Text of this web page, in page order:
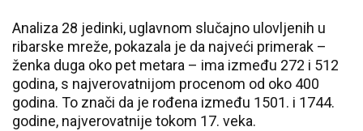
Analiza 28 jedinki, uglavnom slučajno ulovljenih u
ribarske mreže, pokazala je da najveći primerak –
ženka duga oko pet metara – ima između 272 i 512
godina, s najverovatnijom procenom od oko 400
godina. To znači da je rođena između 1501. i 1744.
godine, najverovatnije tokom 17. veka.